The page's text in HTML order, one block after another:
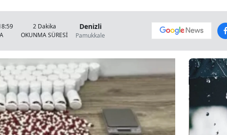
2 Dakika
OKUNMA SÜRESİ
Denizli
Pamukkale